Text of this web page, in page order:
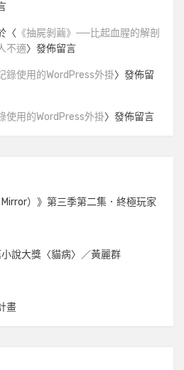
〈 《抽屍剝繭》──比起血腥的解剖
不適〉發佈留言
錄使用的WordPress外掛〉發佈留
使用的WordPress外掛〉發佈留言
）》第三季第二集．終極玩家
說大獎〈貓病〉／黃麗群
畫